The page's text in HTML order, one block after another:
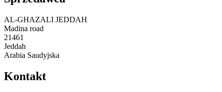
AL-GHAZALI JEDDAH
Madina road
21461
Jeddah
Arabia Saudyjska
Kontakt